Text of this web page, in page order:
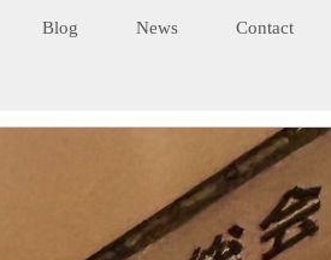
Blog News Contact